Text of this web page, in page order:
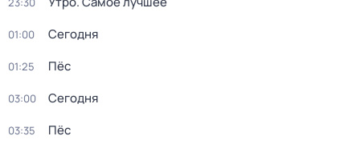
01:00 Сегодня
01:25 Пёс
03:00 Сегодня
03:35 Пёс